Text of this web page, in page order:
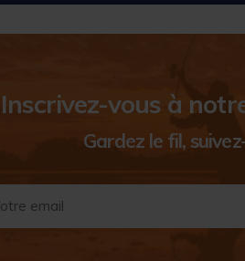
Inscrivez-vous à
Gardez le fil,